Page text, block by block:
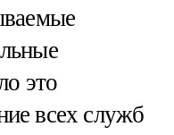
это
всех служб